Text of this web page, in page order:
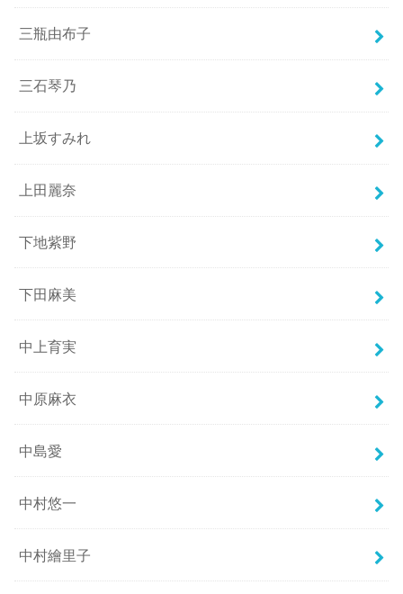
三瓶由布子
三石琴乃
上坂すみれ
上田麗奈
下地紫野
下田麻美
中上育実
中原麻衣
中島愛
中村悠一
中村繪里子